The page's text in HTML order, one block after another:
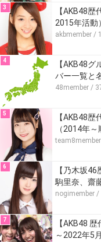
3
【AKB48
2015年活動
akbmember /
4
【AKB48
バー一覧と
48member /
5
【AKB48
（2014年
team8member
6
【乃木坂
駒里奈、齋
nogimember /
7
【AKB48
～2022年5